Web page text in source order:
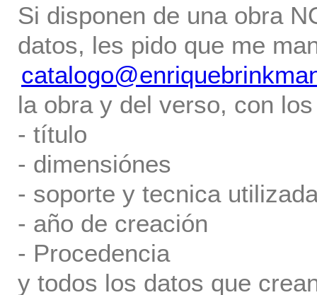
Si disponen de una obra
datos, les pido que me
la obra y del verso, con
- título
- dimensiónes
- soporte y tecnica
- año de creación
- Procedencia
y todos los datos que